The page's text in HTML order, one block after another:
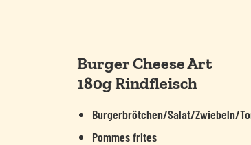
Burger Cheese Art
180g Rindfleisch
Burgerbrötchen/Salat/Zwiebeln/
Pommes frites